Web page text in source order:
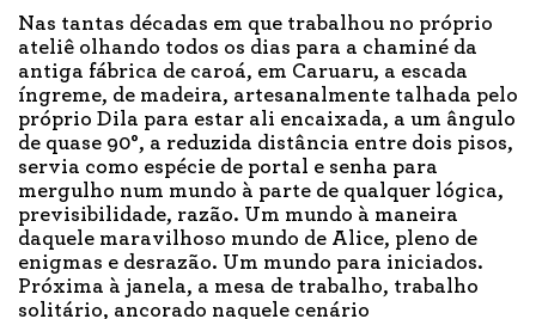
Nas tantas décadas em que trabalhou no próprio
ateliê olhando todos os dias para a chaminé da
antiga fábrica de caroá, em Caruaru, a escada
íngreme, de madeira, artesanalmente talhada pelo
próprio Dila para estar ali encaixada, a um ângulo
de quase 90°, a reduzida distância entre dois pisos,
servia como espécie de portal e senha para
mergulho num mundo à parte de qualquer lógica,
previsibilidade, razão. Um mundo à maneira
daquele maravilhoso mundo de Alice, pleno de
enigmas e desrazão. Um mundo para iniciados.
Próxima à janela, a mesa de trabalho, trabalho
solitário, ancorado naquele cenário